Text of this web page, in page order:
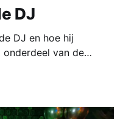
DJ
DJ en hoe hij
van de